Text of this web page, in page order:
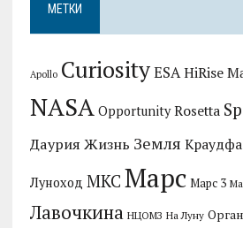
МЕТКИ
Apollo Curiosity ESA HiRise
NASA Opportunity Rosetta
Даурия Жизнь Земля
Луноход МКС Марс Марс 3
Лавочкина НЦОМЗ На Луну